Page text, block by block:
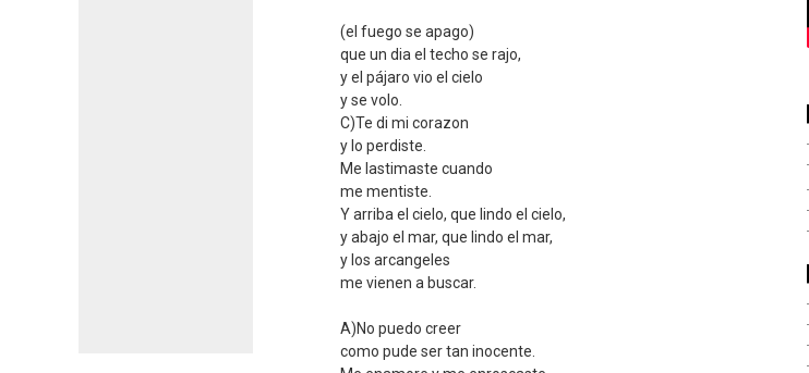
(el fuego se apago)
que un dia el techo se rajo,
y el pájaro vio el cielo
y se volo.
C)Te di mi corazon
y lo perdiste.
Me lastimaste cuando
me mentiste.
Y arriba el cielo, que lindo el cielo,
y abajo el mar, que lindo el mar,
y los arcangeles
me vienen a buscar.
A)No puedo creer
como pude ser tan inocente.